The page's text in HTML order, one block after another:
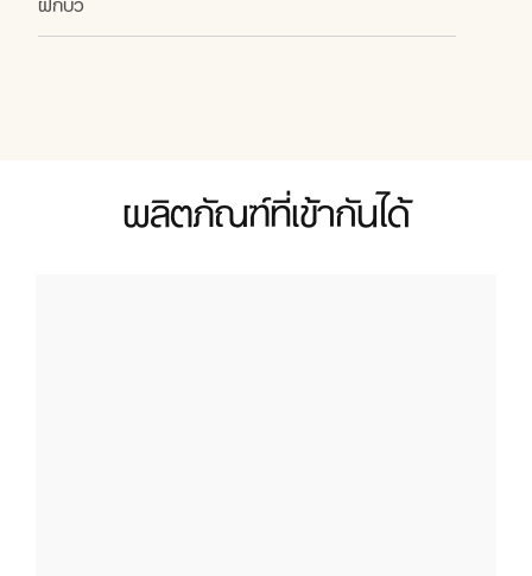
ผลิตภัณฑ์ที่เข้ากันได้